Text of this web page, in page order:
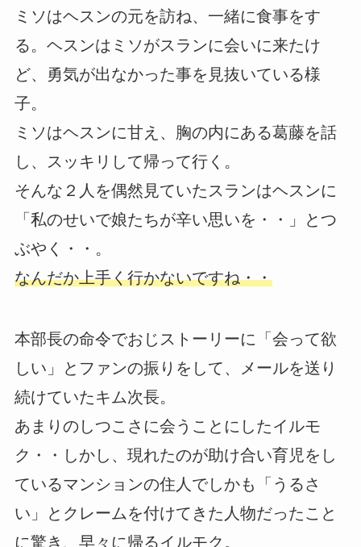
ミソはヘスンの元を訪ね、一緒に食事をす
る。ヘスンはミソがスランに会いに来たけ
ど、勇気が出なかった事を見抜いている様
子。
ミソはヘスンに甘え、胸の内にある葛藤を話
し、スッキリして帰って行く。
そんな２人を偶然見ていたスランはヘスンに
「私のせいで娘たちが辛い思いを・・」とつ
ぶやく・・。
なんだか上手く行かないですね・・
本部長の命令でおじストーリーに「会って欲
しい」とファンの振りをして、メールを送り
続けていたキム次長。
あまりのしつこさに会うことにしたイルモ
ク・・しかし、現れたのが助け合い育児をし
ているマンションの住人でしかも「うるさ
い」とクレームを付けてきた人物だったこと
に驚き、早々に帰るイルモク。